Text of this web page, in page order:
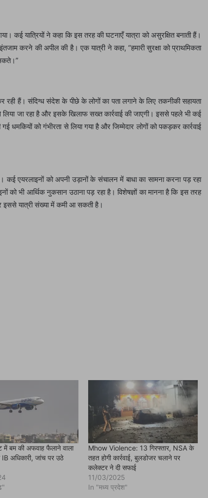
कई यात्रियों ने कहा कि इस तरह की घटनाएँ यात्रा को असुरक्षित बनाती हैं।
करने की अपील की है। एक यात्री ने कहा, “हमारी सुरक्षा को प्राथमिकता
रही हैं। संदिग्ध संदेश के पीछे के लोगों का पता लगाने के लिए तकनीकी सहायता
लिया जा रहा है और इसके खिलाफ सख्त कार्रवाई की जाएगी। इससे पहले भी कई
को गंभीरता से लिया गया है और जिम्मेदार लोगों को पकड़कर कार्रवाई
कई एयरलाइनों को अपनी उड़ानों के संचालन में बाधा का सामना करना पड़ रहा
को भी आर्थिक नुकसान उठाना पड़ रहा है। विशेषज्ञों का मानना है कि इस तरह
यात्री संख्या में कमी आ सकती है।
में बम की अफवाह फैलाने वाला
अधिकारी, जांच पर उठे
Mhow Violence: 13 गिरफ्तार, NSA के
तहत होगी कार्रवाई, बुलडोजर चलाने पर
कलेक्टर ने दी सफाई
11/03/2025
In "मध्य प्रदेश"